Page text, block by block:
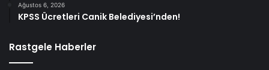
Ağustos 6, 2026
KPSS Ücretleri Canik Belediyesi’nden!
Rastgele Haberler